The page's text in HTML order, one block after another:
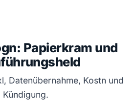
Papierkram und
Datenübernahme, Kostn und
Kündigung.